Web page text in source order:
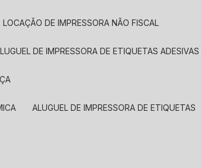
LOCAÇÃO DE IMPRESSORA NÃO FISCAL
ALUGUEL DE IMPRESSORA DE ETIQUETAS
ALUGUEL DE IMPRESSORA DE ETIQUETAS